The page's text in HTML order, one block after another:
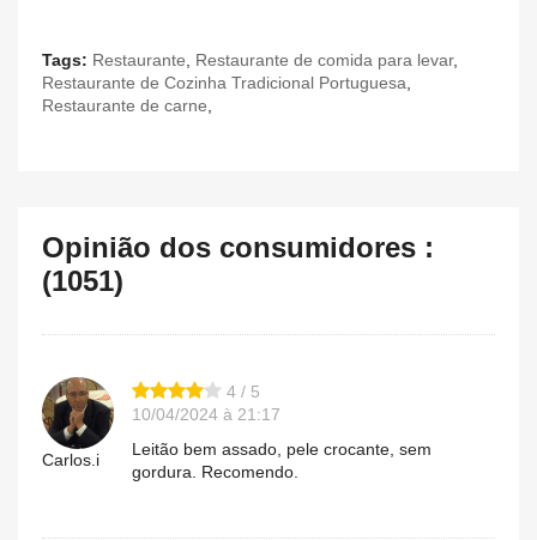
Tags: Restaurante Restaurante de comida para levar,
Restaurante de Cozinha Tradicional Portuguesa
Restaurante de carne
Opinião dos consumidores :
(1051)
Carlos.i
4 / 5
10/04/2024 à 21:17
Leitão bem assado, pele crocante, sem
gordura. Recomendo.